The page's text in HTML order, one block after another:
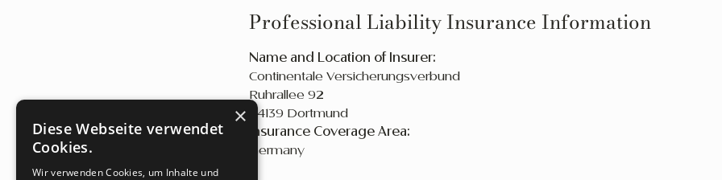
Professional Liability Insurance Information
Name and Location of Insurer:
Continentale Versicherungsverbund
Ruhrallee 92
44139 Dortmund
Insurance Coverage Area:
Germany
×
Diese Webseite verwendet
Cookies.
Wir verwenden Cookies, um Inhalte und